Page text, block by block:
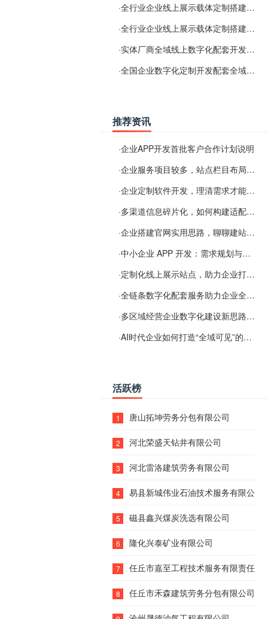
·全行业企业线上展示载体定制搭建服务
·全行业企业线上展示载体定制搭建服务
·实体厂商全域线上数字化配套开发与地域检索优化服务
·全国企业数字化定制开发配套全域搜索优化服务
推荐资讯
·企业APP开发首批客户合作计划说明
·企业服务项目较多，站点栏目布局规划参考思路
·企业定制软件开发，理清需求才能提升数字化落地效率
·多渠道信息碎片化，如何构建适配 AI 检索的品牌信息源
·企业搭建官网实用思路，聊聊建站容易忽视的问题
·中小企业 APP 开发：需求规划与项目落地避坑经验分享
·定制化线上展示站点，助力企业打通线上经营渠道
·全链条数字化配套服务助力企业全域线上经营
·多区域经营企业数字化建设新思路：多端载体与地域检索一体化落地思路分享
·AI时代企业如何打造“全域可见”的数字资产？梓彤超越给出新解法
活跃榜
1 唐山拓坤劳务分包有限公司
2 河北荣盛天钻井有限公司
3 河北雷洛建筑劳务有限公司
4 易县新城伟业石油技术服务有限公司
5 磁县鑫兴煤炭洗选有限公司
6 隆化兴泰矿业有限公司
7 任丘市嘉至工程技术服务有限责任公
8 任丘市禾森建筑劳务分包有限公司